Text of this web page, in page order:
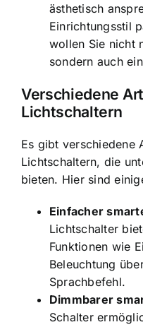
ästhetisch
Einrichtungsstil
wollen Sie nicht
sondern auch
Verschiedene
Lichtschaltern
Es gibt verschiedene
Lichtschaltern, die
bieten. Hier sind
Einfacher
Lichtschalter
Funktionen wie
Beleuchtung
Sprachbefehl.
Dimmbarer
Schalter